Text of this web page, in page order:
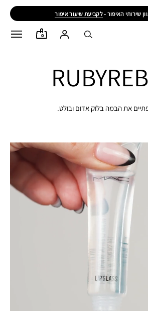
שירותי האיפור -לקביעת שיעור איפור
0
את הבמה בלוק אדום ובולט.